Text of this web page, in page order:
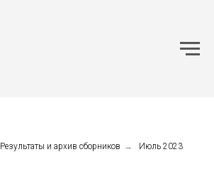
Результаты и архив сборников → Июль 2023